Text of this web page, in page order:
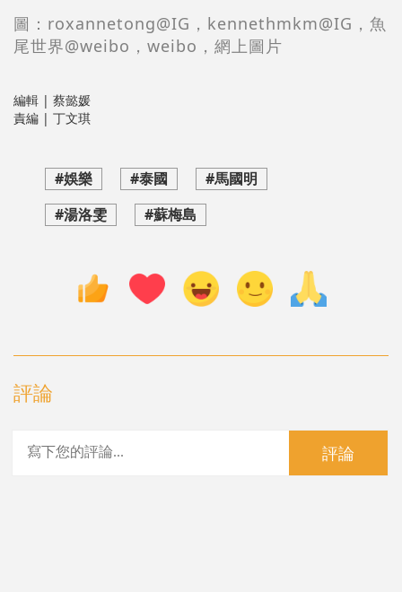
圖：roxannetong@IG，kennethmkm@IG ，魚
尾世界@weibo ， weibo ，網上圖片
編輯 | 蔡懿媛
責編 | 丁文琪
#娛樂 #泰國
#馬國明
#湯洛雯
#蘇梅島
評論
評論